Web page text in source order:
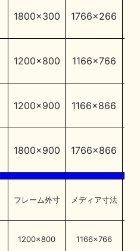
1800×300 1766×266
1200×800 1166×766
1200×900 1166×866
1800×900 1766×866
フレーム外寸 メディア寸法
1200×800 1166×766